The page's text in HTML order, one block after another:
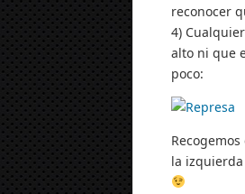
reconocer
4)
alto ni que
poco:
la